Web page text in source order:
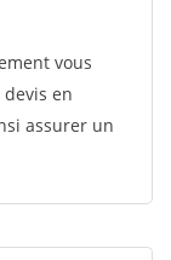
vous
en
assurer un